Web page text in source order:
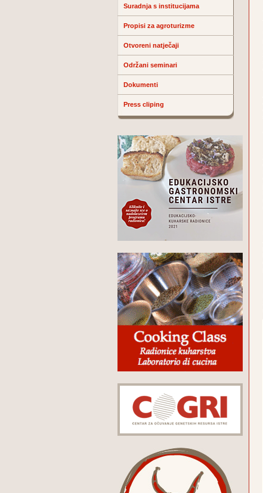
Suradnja s institucijama
Propisi za agroturizme
Otvoreni natječaji
Održani seminari
Dokumenti
Press cliping